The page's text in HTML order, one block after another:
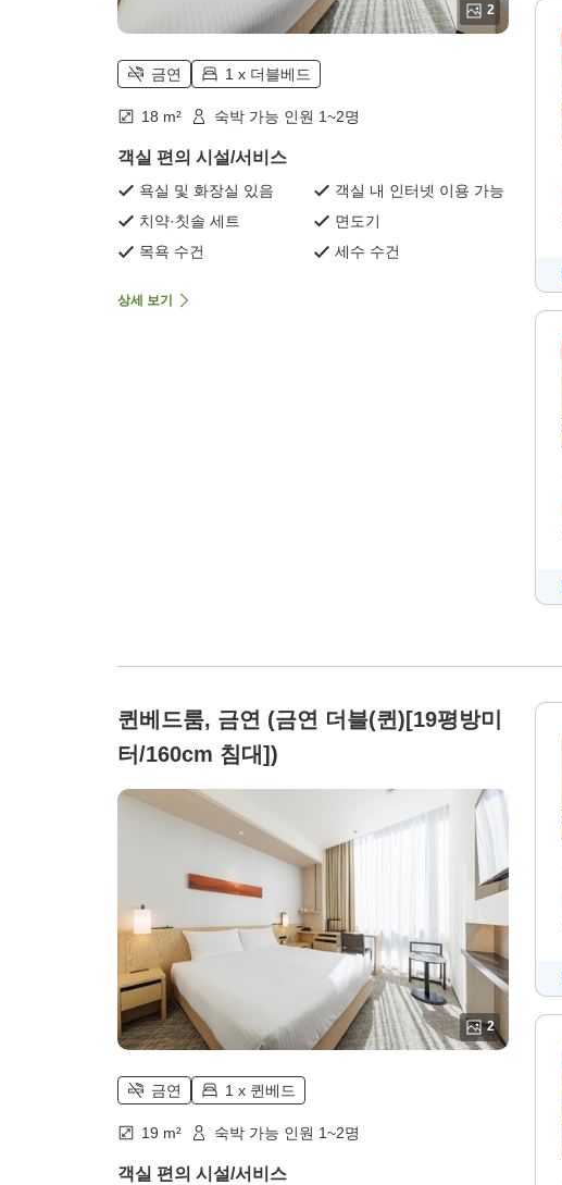
2
금연 1 x 더블베드
18 m² 숙박 가능 인원 1~2명
객실 편의 시설/서비스
욕실 및 화장실 있음
객실 내 인터넷 이용 가능
치약·칫솔 세트
면도기
목욕 수건
세수 수건
상세 보기
퀸베드룸, 금연 (금연 더블(퀸)[19평방미
터/160cm 침대])
2
금연 1 x 퀸베드
19 m² 숙박 가능 인원 1~2명
객실 편의 시설/서비스